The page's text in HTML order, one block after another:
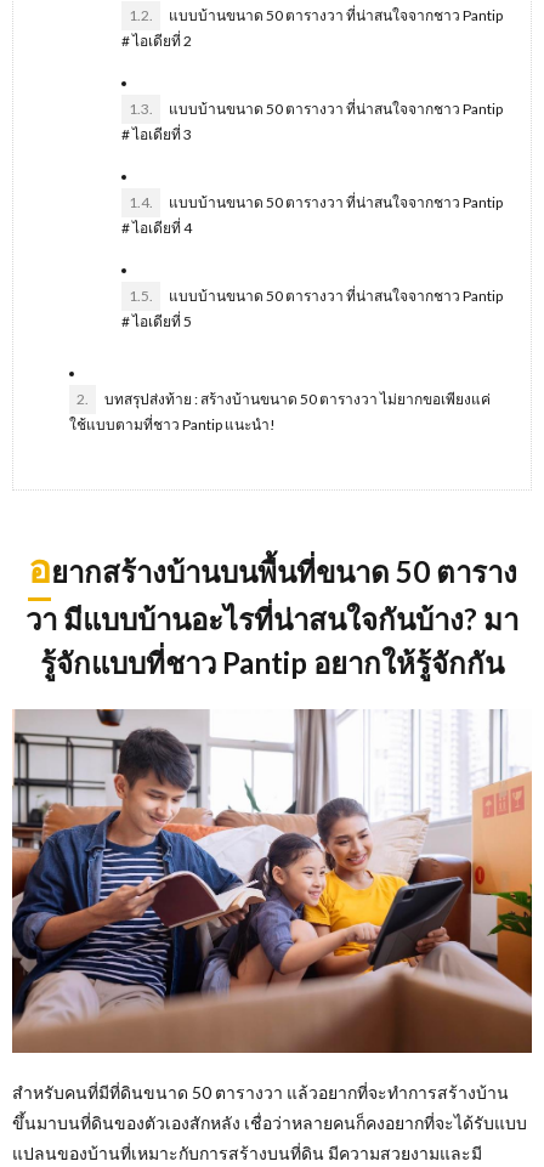
1.2.
แบบบ้านขนาด 50 ตารางวา ที่น่าสนใจจากชาว Pantip
# ไอเดียที่ 2
1.3.
แบบบ้านขนาด 50 ตารางวา ที่น่าสนใจจากชาว Pantip
# ไอเดียที่ 3
1.4.
แบบบ้านขนาด 50 ตารางวา ที่น่าสนใจจากชาว Pantip
# ไอเดียที่ 4
1.5.
แบบบ้านขนาด 50 ตารางวา ที่น่าสนใจจากชาว Pantip
# ไอเดียที่ 5
2.
บทสรุปส่งท้าย : สร้างบ้านขนาด 50 ตารางวา ไม่ยากขอเพียงแค่
ใช้แบบตามที่ชาว Pantip แนะนำ!
อยากสร้างบ้านบนพื้นที่ขนาด 50 ตาราง
วา มีแบบบ้านอะไรที่น่าสนใจกันบ้าง? มา
รู้จักแบบที่ชาว Pantip อยากให้รู้จักกัน
สำหรับคนที่มีที่ดินขนาด 50 ตารางวา แล้วอยากที่จะทำการสร้างบ้าน
ขึ้นมาบนที่ดินของตัวเองสักหลัง เชื่อว่าหลายคนก็คงอยากที่จะได้รับแบบ
แปลนของบ้านที่เหมาะกับการสร้างบนที่ดิน มีความสวยงามและมี